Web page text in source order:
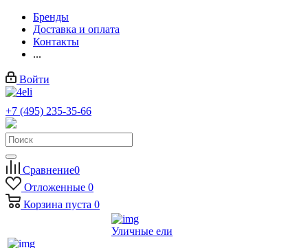
Бренды
Доставка и оплата
Контакты
...
Войти
+7 (495) 235-35-66
Заказать звонок
Сравнение0
Отложенные 0
Корзина пуста 0
Уличные ели